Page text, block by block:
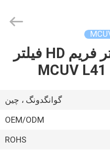
فیلتر 5.8 میلی متر فریم HD فیلتر
گوانگدونگ ، چین
OEM/ODM
ROHS